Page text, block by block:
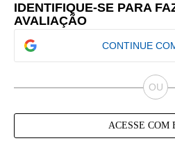
IDENTIFIQUE-SE PARA
AVALIAÇÃO
CONTINUE
ACESSE COM